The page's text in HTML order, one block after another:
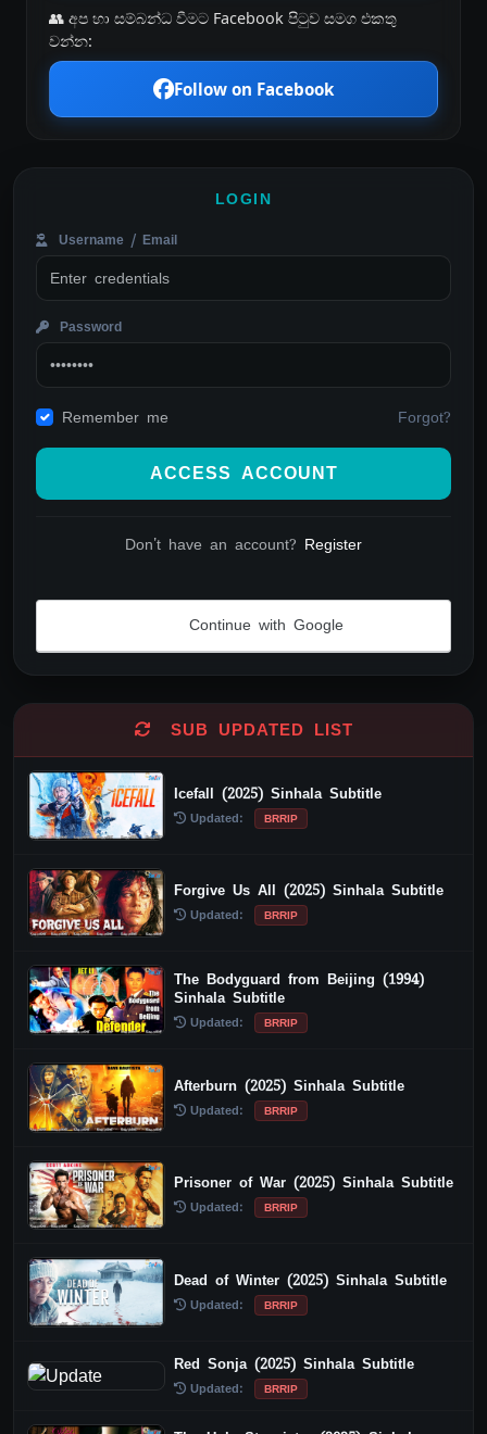
👥 අප හා සම්බන්ධ වීමට Facebook පිටුව සමග එකතු
වන්න:
Follow on Facebook
LOGIN
Username / Email
Password
Remember me Forgot?
ACCESS ACCOUNT
Don't have an account? Register
Continue with Google
SUB UPDATED LIST
Icefall (2025) Sinhala Subtitle
Updated: BRRIP
Forgive Us All (2025) Sinhala Subtitle
Updated: BRRIP
The Bodyguard from Beijing (1994)
Sinhala Subtitle
Updated: BRRIP
Afterburn (2025) Sinhala Subtitle
Updated: BRRIP
Prisoner of War (2025) Sinhala Subtitle
Updated: BRRIP
Dead of Winter (2025) Sinhala Subtitle
Updated: BRRIP
Red Sonja (2025) Sinhala Subtitle
Updated: BRRIP